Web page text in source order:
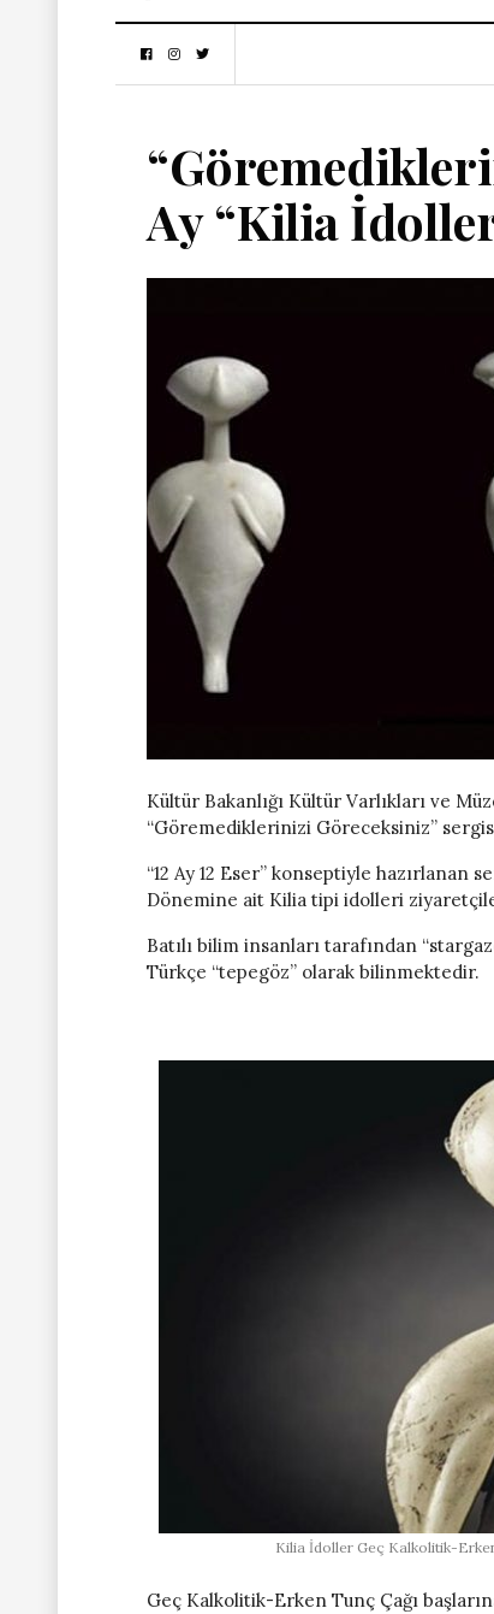
Ay “Kilia
Kültür Bakanlığı Kültür Varlıkları ve
“Göremediklerinizi Göreceksiniz”
“12 Ay 12 Eser” konseptiyle hazırlanan
Dönemine ait Kilia tipi idolleri
Batılı bilim insanları tarafından
Türkçe “tepegöz” olarak bilinmektedir.
Kilia İdoller Geç Kalkolitik-
Geç Kalkolitik-Erken Tunç Çağı